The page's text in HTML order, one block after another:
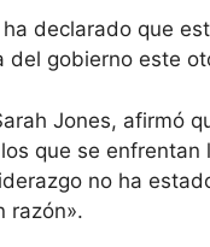
declarado que
del gobierno este
Jones, afirmó
que se
no ha
razón».